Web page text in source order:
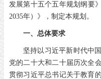
发展第十五个五年规划纲要
2035年）》，制定本规划。
一、总体要求
坚持以习近平新时代中
党的二十大和二十届历次全
贯彻习近平总书记关于教育